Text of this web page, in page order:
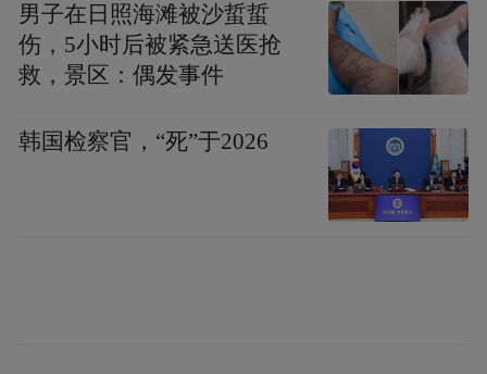
男子在日照海滩被沙蜇蜇
伤，5小时后被紧急送医抢
救，景区：偶发事件
韩国检察官，“死”于2026